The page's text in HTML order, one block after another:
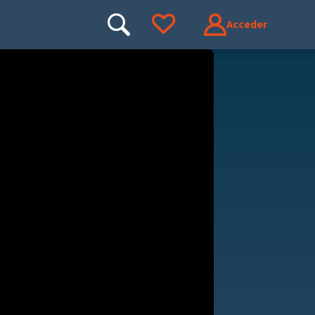
Buscar Ir a tus favoritosAcceder